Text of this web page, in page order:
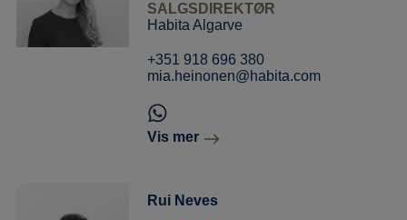
SALGSDIREKTØR
Habita Algarve
+351 918 696 380
mia.heinonen@habita.com
Vis mer
Rui Neves